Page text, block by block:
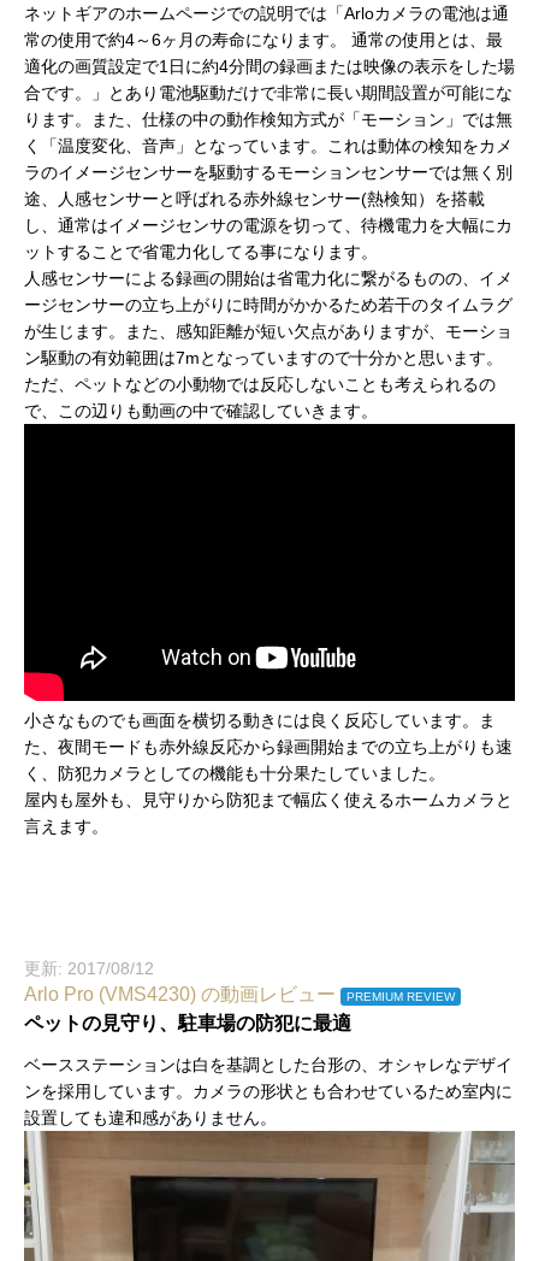
ネットギアのホームページでの説明では「Arloカメラの電池は通
常の使用で約4～6ヶ月の寿命になります。 通常の使用とは、最
適化の画質設定で1日に約4分間の録画または映像の表示をした場
合です。」とあり電池駆動だけで非常に長い期間設置が可能にな
ります。また、仕様の中の動作検知方式が「モーション」では無
く「温度変化、音声」となっています。これは動体の検知をカメ
ラのイメージセンサーを駆動するモーションセンサーでは無く別
途、人感センサーと呼ばれる赤外線センサー(熱検知）を搭載
し、通常はイメージセンサの電源を切って、待機電力を大幅にカ
ットすることで省電力化してる事になります。
人感センサーによる録画の開始は省電力化に繋がるものの、イメ
ージセンサーの立ち上がりに時間がかかるため若干のタイムラグ
が生じます。また、感知距離が短い欠点がありますが、モーショ
ン駆動の有効範囲は7mとなっていますので十分かと思います。
ただ、ペットなどの小動物では反応しないことも考えられるの
で、この辺りも動画の中で確認していきます。
小さなものでも画面を横切る動きには良く反応しています。ま
た、夜間モードも赤外線反応から録画開始までの立ち上がりも速
く、防犯カメラとしての機能も十分果たしていました。
屋内も屋外も、見守りから防犯まで幅広く使えるホームカメラと
言えます。
更新: 2017/08/12
Arlo Pro (VMS4230) の動画レビュー PREMIUM REVIEW
ペットの見守り、駐車場の防犯に最適
ベースステーションは白を基調とした台形の、オシャレなデザイ
ンを採用しています。カメラの形状とも合わせているため室内に
設置しても違和感がありません。